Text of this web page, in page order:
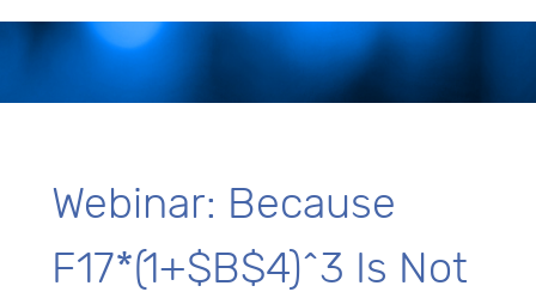
Webinar: Because
F17*(1+$B$4)^3 Is Not